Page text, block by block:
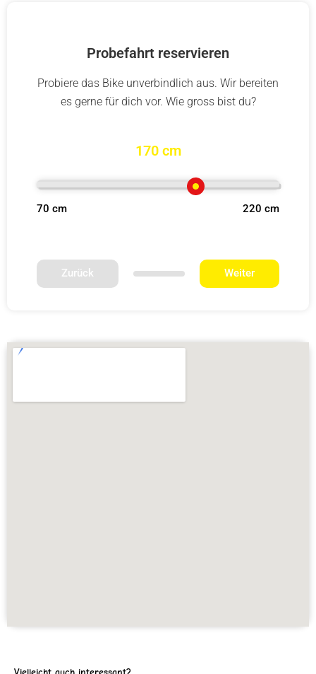
Probefahrt reservieren
Probiere das Bike unverbindlich aus. Wir bereiten
es gerne für dich vor. Wie gross bist du?
170 cm
70 cm 220 cm
Zurück Weiter